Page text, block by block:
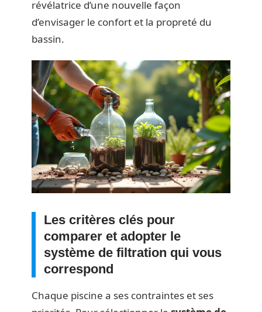
révélatrice d’une nouvelle façon
d’envisager le confort et la propreté du
bassin.
Les critères clés pour
comparer et adopter le
système de filtration qui vous
correspond
Chaque piscine a ses contraintes et ses